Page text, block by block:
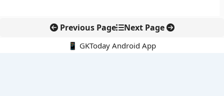
Previous Page Next Page
📱 GKToday Android App